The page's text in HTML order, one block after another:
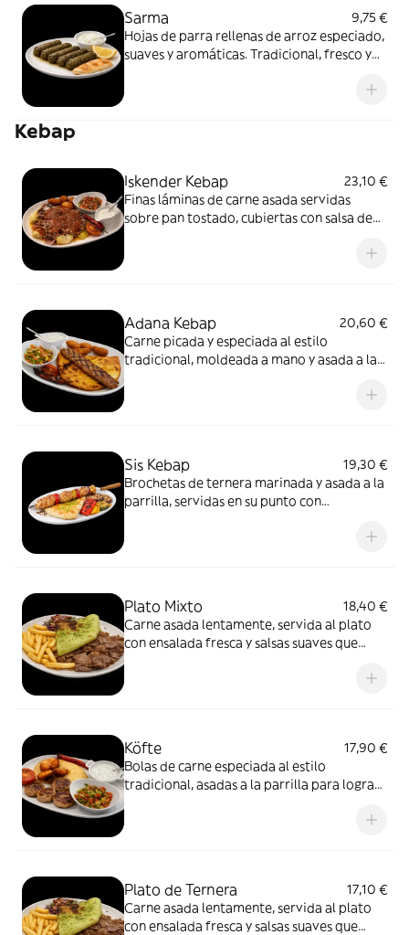
Sarma
9,75 €
Hojas de parra rellenas de arroz especiado,
suaves y aromáticas. Tradicional, fresco y
Kebap
Iskender Kebap
23,10 €
Finas láminas de carne asada servidas
sobre pan tostado, cubiertas con salsa de
Adana Kebap
20,60 €
Carne picada y especiada al estilo
tradicional, moldeada a mano y asada a la
Sis Kebap
19,30 €
Brochetas de ternera marinada y asada a la
parrilla, servidas en su punto con
textura jugosa y esencia de la cocina turca
Plato Mixto
18,40 €
Carne asada lentamente, servida al plato
con ensalada fresca y salsas suaves que
pausado, pensado para disfrutar del sabor
Köfte
17,90 €
Bolas de carne especiada al estilo
tradicional, asadas a la parrilla para lograr
Plato de Ternera
17,10 €
Carne asada lentamente, servida al plato
con ensalada fresca y salsas suaves que